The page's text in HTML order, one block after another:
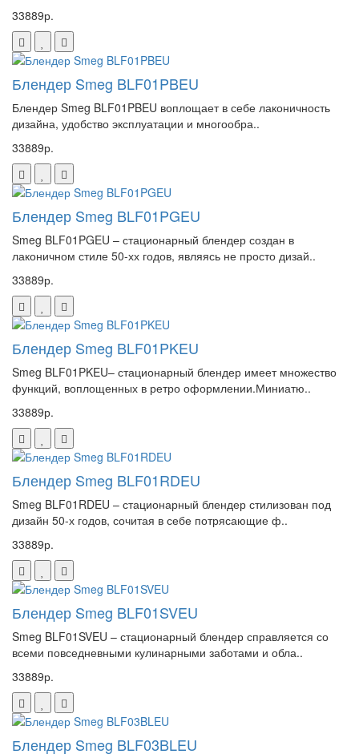
33889р.
Блендер Smeg BLF01PBEU
Блендер Smeg BLF01PBEU воплощает в себе лаконичность
дизайна, удобство эксплуатации и многообра..
33889р.
Блендер Smeg BLF01PGEU
Smeg BLF01PGEU – стационарный блендер создан в
лаконичном стиле 50-хх годов, являясь не просто дизай..
33889р.
Блендер Smeg BLF01PKEU
Smeg BLF01PKEU– стационарный блендер имеет множество
функций, воплощенных в ретро оформлении.Миниатю..
33889р.
Блендер Smeg BLF01RDEU
Smeg BLF01RDEU – стационарный блендер стилизован под
дизайн 50-х годов, сочитая в себе потрясающие ф..
33889р.
Блендер Smeg BLF01SVEU
Smeg BLF01SVEU – стационарный блендер справляется со
всеми повседневными кулинарными заботами и обла..
33889р.
Блендер Smeg BLF03BLEU